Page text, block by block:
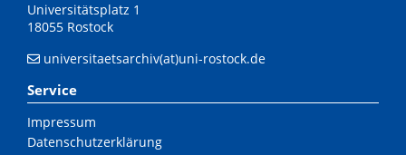
Universitätsplatz 1
18055 Rostock
universitaetsarchiv(at)uni-rostock.de
Service
Impressum
Datenschutzerklärung